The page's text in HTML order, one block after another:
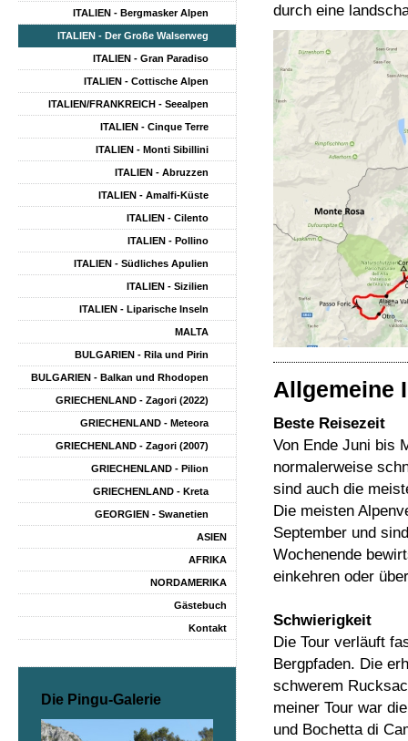
durch eine
Allgemeine
Beste Reisezeit
Von Ende Juni bis
normalerweise
sind auch die
Die meisten
September und
Wochenende
einkehren oder
Schwierigkeit
Die Tour verläuft
Bergpfaden. Die
schwerem
meiner Tour war
und Bochetta di
ITALIEN - Bergmasker Alpen
ITALIEN - Der Große Walserweg
ITALIEN - Gran Paradiso
ITALIEN - Cottische Alpen
ITALIEN/FRANKREICH - Seealpen
ITALIEN - Cinque Terre
ITALIEN - Monti Sibillini
ITALIEN - Abruzzen
ITALIEN - Amalfi-Küste
ITALIEN - Cilento
ITALIEN - Pollino
ITALIEN - Südliches Apulien
ITALIEN - Sizilien
ITALIEN - Liparische Inseln
MALTA
BULGARIEN - Rila und Pirin
BULGARIEN - Balkan und Rhodopen
GRIECHENLAND - Zagori (2022)
GRIECHENLAND - Meteora
GRIECHENLAND - Zagori (2007)
GRIECHENLAND - Pilion
GRIECHENLAND - Kreta
GEORGIEN - Swanetien
ASIEN
AFRIKA
NORDAMERIKA
Gästebuch
Kontakt
Die Pingu-Galerie